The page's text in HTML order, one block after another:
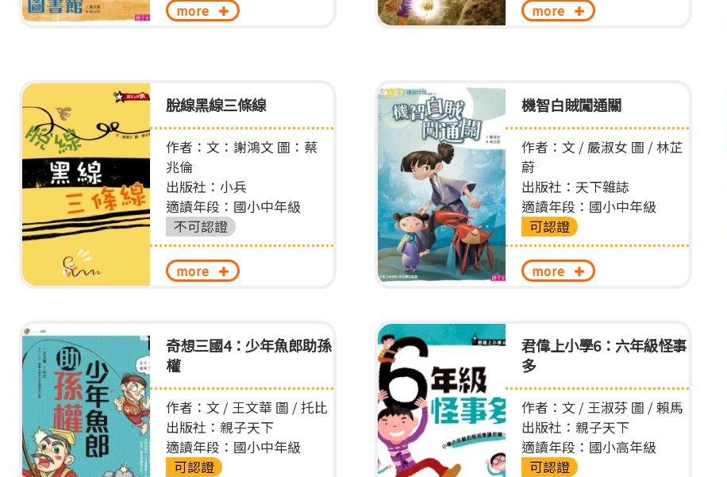
more more
脫線黑線三條線
作者：文：謝鴻文 圖：蔡
兆倫
出版社：小兵
適讀年段：國小中年級
不可認證
more
機智白賊闖通關
作者：文 / 嚴淑女 圖 / 林芷
蔚
出版社：天下雜誌
適讀年段：國小中年級
可認證
more
奇想三國4：少年魚郎助孫
權
作者：文 / 王文華 圖 / 托比
出版社：親子天下
適讀年段：國小中年級
可認證
君偉上小學6：六年級怪事
多
作者：文 / 王淑芬 圖 / 賴馬
出版社：親子天下
適讀年段：國小高年級
可認證